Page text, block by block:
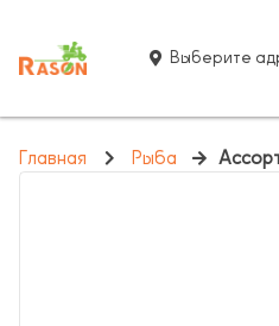
Выберите
Главная Рыба